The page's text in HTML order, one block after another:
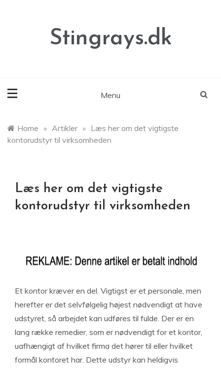
Stingrays.dk
Menu
Home » Artikler » Læs her om det vigtigste
kontorudstyr til virksomheden
Læs her om det vigtigste
kontorudstyr til virksomheden
Et kontor kræver en del. Vigtigst er et personale, men
herefter er det selvfølgelig højest nødvendigt at have
udstyret, så arbejdet kan udføres til fulde. Der er en
lang række remedier, som er nødvendigt for et kontor,
uafhængigt af hvilket firma det hører til eller hvilket
formål kontoret har. Dette udstyr kan heldigvis